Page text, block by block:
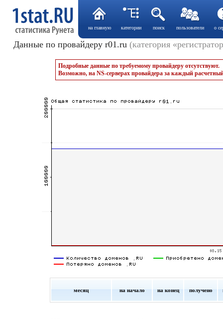
на главную категории поиск пользователи о
Данные по провайдеру r01.ru (категория
Подробные данные по требуемому провайдеру отсутствуют.
Возможно, на NS-серверах провайдера за каждый
месяц на начало на конец получено